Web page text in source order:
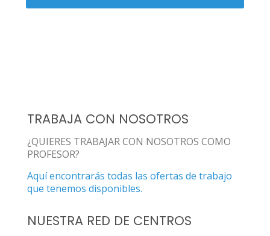
TRABAJA CON NOSOTROS
¿QUIERES TRABAJAR CON NOSOTROS COMO
PROFESOR?
Aquí encontrarás todas las ofertas de trabajo
que tenemos disponibles.
NUESTRA RED DE CENTROS